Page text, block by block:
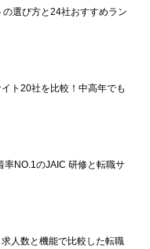
選び方と24社おすすめラン
ト20社を比較！中高年でも
率NO.1のJAIC 研修と転職サ
人数と機能で比較した転職